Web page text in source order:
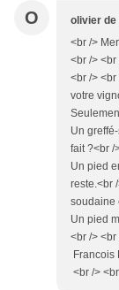
O olivier de
<br />
<br />
<br />
votre
Un
fait ?<br /
Un pied
reste.<br
soudaine
Un pied
<br /> <br
Francois
<br />